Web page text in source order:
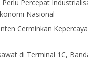
Percepat
Nasional
Cerminkan
di Terminal 1C,